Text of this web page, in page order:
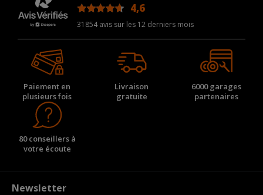
4,6
31854 avis sur les 12 derniers mois
Paiement en
plusieurs fois
Livraison
gratuite
6000 garages
partenaires
80 conseillers à
votre écoute
Newsletter